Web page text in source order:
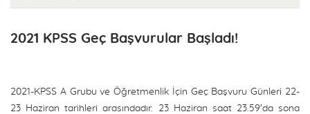
2021 KPSS Geç Başvurular Başladı!
2021-KPSS A Grubu ve Öğretmenlik İçin Geç Başvuru Günleri 22-
23 Haziran tarihleri arasındadır. 23 Haziran saat 23.59'da sona